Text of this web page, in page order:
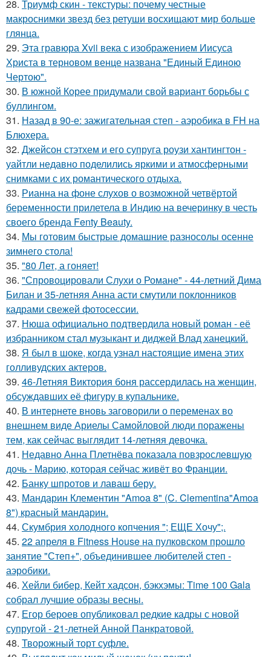
28. Триумф скин - текстуры: почему честные
макроснимки звезд без ретуши восхищают мир больше
глянца.
29. Эта гравюра Xvii века с изображением Иисуса
Христа в терновом венце названа "Единый Единою
Чертою".
30. В южной Корее придумали свой вариант борьбы с
буллингом.
31. Назад в 90-е: зажигательная степ - аэробика в FH на
Блюхера.
32. Джейсон стэтхем и его супруга роузи хантингтон -
уайтли недавно поделились яркими и атмосферными
снимками с их романтического отдыха.
33. Рианна на фоне слухов о возможной четвёртой
беременности прилетела в Индию на вечеринку в честь
своего бренда Fenty Beauty.
34. Мы готовим быстрые домашние разносолы осенне
зимнего стола!
35. "80 Лет, а гоняет!
36. "Спровоцировали Слухи о Романе" - 44-летний Дима
Билан и 35-летняя Анна асти смутили поклонников
кадрами свежей фотосессии.
37. Нюша официально подтвердила новый роман - её
избранником стал музыкант и диджей Влад ханецкий.
38. Я был в шоке, когда узнал настоящие имена этих
голливудских актеров.
39. 46-Летняя Виктория боня рассердилась на женщин,
обсуждавших её фигуру в купальнике.
40. В интернете вновь заговорили о переменах во
внешнем виде Ариелы Самойловой люди поражены
тем, как сейчас выглядит 14-летняя девочка.
41. Недавно Анна Плетнёва показала повзрослевшую
дочь - Марию, которая сейчас живёт во Франции.
42. Банку шпротов и лаваш беру.
43. Мандарин Клементин "Amoa 8" (C. Clementina"Amoa
8") красный мандарин.
44. Скумбрия холодного копчения "; ЕЩЕ Хочу";.
45. 22 апреля в Fitness House на пулковском прошло
занятие "Степ+", объединившее любителей степ -
аэробики.
46. Хейли бибер, Кейт хадсон, бэкхэмы: Time 100 Gala
собрал лучшие образы весны.
47. Егор бероев опубликовал редкие кадры с новой
супругой - 21-летней Анной Панкратовой.
48. Творожный торт суфле.